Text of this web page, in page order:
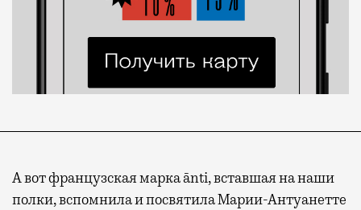
А вот французская марка ānti, вставшая на наши
полки, вспомнила и посвятила Марии-Антуанетте